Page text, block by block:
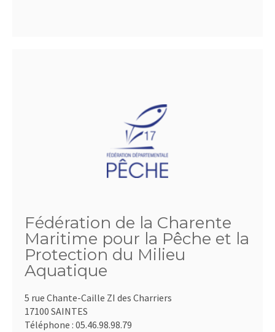
Fédération de la Charente
Maritime pour la Pêche et la
Protection du Milieu
Aquatique
5 rue Chante-Caille ZI des Charriers
17100 SAINTES
Téléphone : 05.46.98.98.79